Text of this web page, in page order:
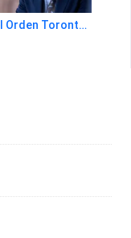
La Ley y el Orden Toronto: Intento Criminal 1x10